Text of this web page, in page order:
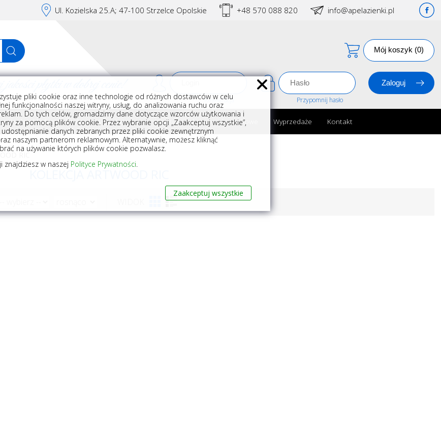
Ul. Kozielska 25.A; 47-100 Strzelce Opolskie +48 570 088 820 info@apelazienki.pl
Mój koszyk (0)
Rejestracja Przypomnij hasło
do układania płytek Wyposażenie Armatura i akcesoria łazienkowe Wyprzedaże Kontakt
RIC
KOLEKCJA ARTWOOD RIC
pliki cookie oraz inne technologie od różnych dostawców w celu
funkcjonalności naszej witryny, usług, do analizowania ruchu oraz
Do tych celów, gromadzimy dane dotyczące wzorców użytkowania i
za pomocą plików cookie. Przez wybranie opcji „Zaakceptuj wszystkie”,
udostępnianie danych zebranych przez pliki cookie zewnętrznym
naszym partnerom reklamowym. Alternatywnie, możesz kliknąć
na używanie których plików cookie pozwalasz.
znajdziesz w naszej Polityce Prywatności.
Zaakceptuj wszystkie